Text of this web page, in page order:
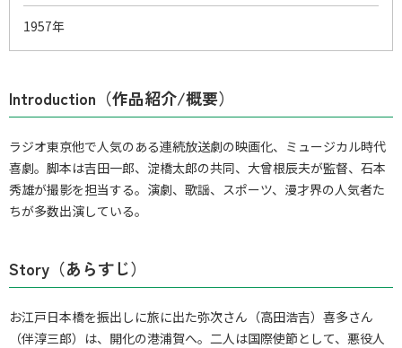
1957年
Introduction（作品紹介/概要）
ラジオ東京他で人気のある連続放送劇の映画化、ミュージカル時代
喜劇。脚本は吉田一郎、淀橋太郎の共同、大曾根辰夫が監督、石本
秀雄が撮影を担当する。演劇、歌謡、スポーツ、漫才界の人気者た
ちが多数出演している。
Story（あらすじ）
お江戸日本橋を振出しに旅に出た弥次さん（高田浩吉）喜多さん
（伴淳三郎）は、開化の港浦賀へ。二人は国際使節として、悪役人